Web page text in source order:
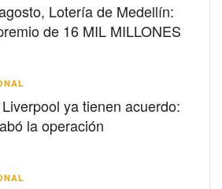
Lotería de Medellín:
de 16 MIL MILLONES
ya tienen acuerdo:
la operación